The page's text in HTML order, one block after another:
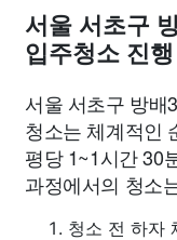
서울 서초구
입주청소 진행
서울 서초구 방배
청소는 체계적인
평당 1~1시간 30
과정에서의 청소
청소 전 하자